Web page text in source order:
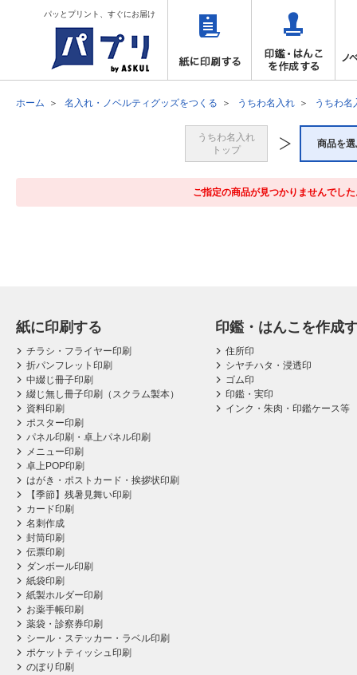
パッとプリント、すぐにお届け
ホーム 名入れ・ノベルティグッズをつくる うちわ名入れ うちわ名
うちわ名入れ
トップ
商品を
ご指定の商品が見つかりませんでし
紙に印刷する
チラシ・フライヤー印刷
折パンフレット印刷
中綴じ冊子印刷
綴じ無し冊子印刷（スクラム製本）
資料印刷
ポスター印刷
パネル印刷・卓上パネル印刷
メニュー印刷
卓上POP印刷
はがき・ポストカード・挨拶状印刷
【季節】残暑見舞い印刷
カード印刷
名刺作成
封筒印刷
伝票印刷
ダンボール印刷
紙袋印刷
紙製ホルダー印刷
お薬手帳印刷
薬袋・診察券印刷
シール・ステッカー・ラベル印刷
ポケットティッシュ印刷
のぼり印刷
印鑑・はんこを作成
住所印
シヤチハタ・浸透印
ゴム印
印鑑・実印
インク・朱肉・印鑑ケース等